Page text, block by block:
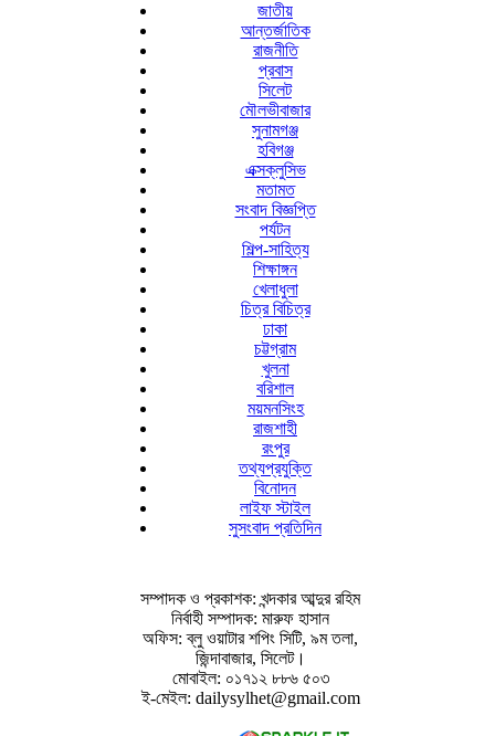
জাতীয়
আন্তর্জাতিক
রাজনীতি
প্রবাস
সিলেট
মৌলভীবাজার
সুনামগঞ্জ
হবিগঞ্জ
এক্সক্লুসিভ
মতামত
সংবাদ বিজ্ঞপ্তি
পর্যটন
শিল্প-সাহিত্য
শিক্ষাঙ্গন
খেলাধুলা
চিত্র বিচিত্র
ঢাকা
চট্টগ্রাম
খুলনা
বরিশাল
ময়মনসিংহ
রাজশাহী
রংপুর
তথ্যপ্রযুক্তি
বিনোদন
লাইফ স্টাইল
সুসংবাদ প্রতিদিন
সম্পাদক ও প্রকাশক: খন্দকার আব্দুর রহিম
নির্বাহী সম্পাদক: মারুফ হাসান
অফিস: ব্লু ওয়াটার শপিং সিটি, ৯ম তলা,
জিন্দাবাজার, সিলেট।
মোবাইল: ০১৭১২ ৮৮৬ ৫০৩
ই-মেইল: dailysylhet@gmail.com